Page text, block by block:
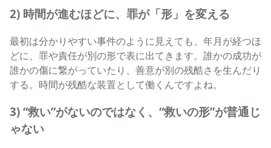
2) 時間が進むほどに、罪が「形」を変える
最初は分かりやすい事件のように見えても、年月が経つほ
どに、罪や責任が別の形で表に出てきます。誰かの成功が
誰かの傷に繋がっていたり、善意が別の残酷さを生んだり
する。時間が残酷な装置として働くんですよね。
3) “救い”がないのではなく、“救いの形”が普通じ
ゃない